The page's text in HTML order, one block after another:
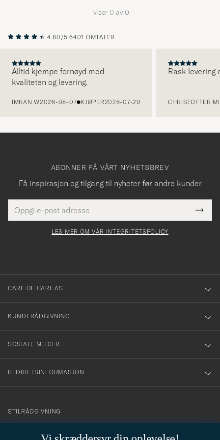
og
opplev
til
viser 0 av 0
4.80/5 6401 OMTALER
Alltid kjempe fornøyd med
kvaliteten og levering.
IMRAN W2026-08-07 KJØPER2026-07-29
Rask levering
CHRISTOFFER
ABONNER PÅ VÅRT NYHETSBREV
Få inspirasjon og tilgang til nyheter før andre kunder
postadresse
felt
Tack
för
dig
till
vårt
nyhetsbrev!
LES MER OM VÅR INTEGRITETSPOLICY
CARE OF CARL AS
KUNDERÅDGIVNING
SOSIALE MEDIER
BEDRIFTSINFORMASJON
info@careofcarl.no
STILRÅDGIVNING